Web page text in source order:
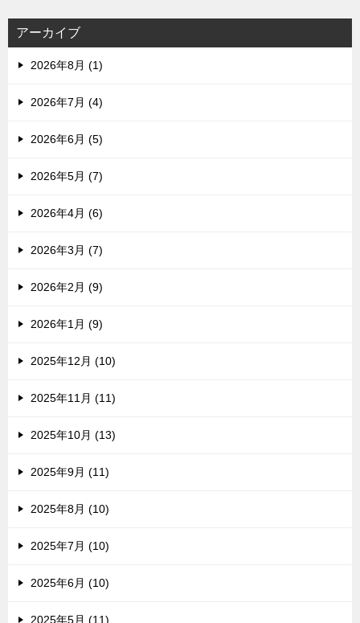
アーカイブ
2026年8月 (1)
2026年7月 (4)
2026年6月 (5)
2026年5月 (7)
2026年4月 (6)
2026年3月 (7)
2026年2月 (9)
2026年1月 (9)
2025年12月 (10)
2025年11月 (11)
2025年10月 (13)
2025年9月 (11)
2025年8月 (10)
2025年7月 (10)
2025年6月 (10)
2025年5月 (11)